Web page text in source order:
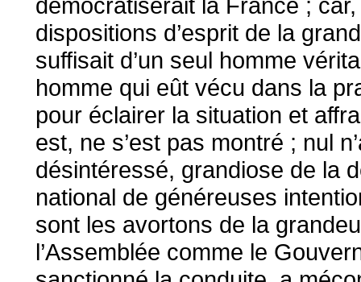
démocratiserait la France ;
dispositions d’esprit de la
suffisait d’un seul homme
homme qui eût vécu dans la
pour éclairer la situation et
est, ne s’est pas montré ; nul
désintéressé, grandiose de la
national de généreuses
sont les avortons de la
l’Assemblée comme le